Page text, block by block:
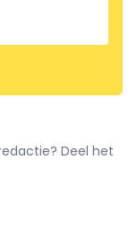
Deel het